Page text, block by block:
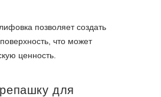
позволяет создать
что может
ценность.
для